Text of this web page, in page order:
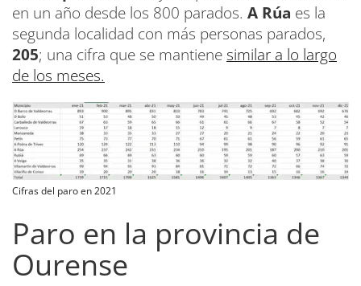
en un año desde los 800 parados. A Rúa es la
segunda localidad con más personas parados,
205; una cifra que se mantiene similar a lo largo
de los meses.
Cifras del paro en 2021
Paro en la provincia de
Ourense